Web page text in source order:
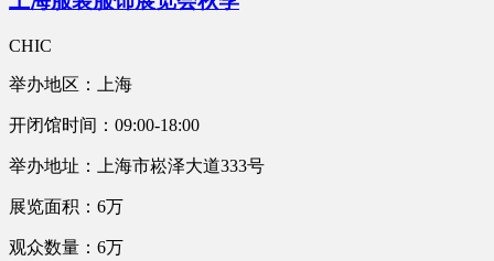
CHIC
举办地区：上海
开闭馆时间：09:00-18:00
举办地址：上海市崧泽大道333号
展览面积：6万
观众数量：6万